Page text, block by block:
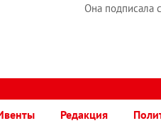
Она подписала
Редакция